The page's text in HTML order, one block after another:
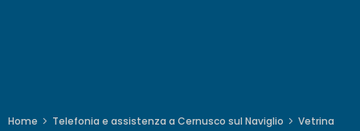
Home Telefonia e assistenza a Cernusco sul Naviglio Vetrina